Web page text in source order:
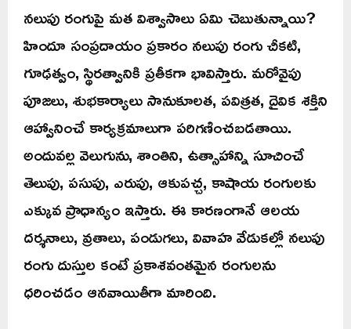
నలుపు రంగుపై మత విశ్వాసాలు ఏమి చెబుతున్నాయి?
హిందూ సంప్రదాయం ప్రకారం నలుపు రంగు చీకటి,
గూఢత్వం, స్థిరత్వానికి ప్రతీకగా భావిస్తారు. మరోవైపు
పూజలు, శుభకార్యాలు సానుకూలత, పవిత్రత, దైవిక శక్తిని
ఆహ్వానించే కార్యక్రమాలుగా పరిగణించబడతాయి.
అందువల్ల వెలుగును, శాంతిని, ఉత్సాహాన్ని సూచించే
తెలుపు, పసుపు, ఎరుపు, ఆకుపచ్చ, కాషాయ రంగులకు
ఎక్కువ ప్రాధాన్యం ఇస్తారు. ఈ కారణంగానే ఆలయ
దర్శనాలు, వ్రతాలు, పండుగలు, వివాహ వేడుకల్లో నలుపు
రంగు దుస్తుల కంటే ప్రకాశవంతమైన రంగులను
ధరించడం ఆనవాయితీగా మారింది.